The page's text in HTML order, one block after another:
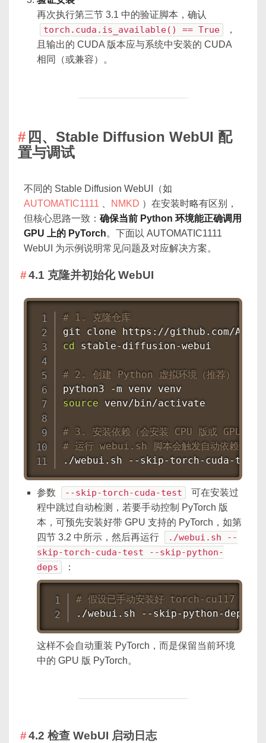
再次执行第三节 3.1 中的验证脚本，确认
torch.cuda.is_available() == True
，
且输出的 CUDA 版本应与系统中安装的 CUDA
相同（或兼容）。
四、Stable Diffusion WebUI 配
置与调试
不同的 Stable Diffusion WebUI（如
AUTOMATIC1111
NMKD ）在安装时略有区别，
但核心思路一致： 确保当前 Python 环境能正确调用
GPU 上的 PyTorch。下面以 AUTOMATIC1111
WebUI 为示例说明常见问题及对应解决方案。
4.1 克隆并初始化 WebUI
# 1. 克隆仓库
git
cd stable-diffusion-webui
# 2. 创建 Python 虚拟环境（推荐）
source venv/bin/activate
# 3. 安装依赖（会安装 CPU 版或 GPU 版
# 运行 webui.sh 脚本会触发自动依赖安装
./webui.sh --skip-torch-cuda-test
参数 --skip-torch-cuda-test
可在安装过
程中跳过自动检测，若要手动控制 PyTorch 版
本，可预先安装好带 GPU 支持的 PyTorch，如第
四节 3.2 中所示，然后再运行
./webui.sh --
skip-torch-cuda-test --skip-python-
deps
：
# 假设已手动安装好 torch-cu117
./webui.sh --skip-python-deps
这样不会自动重装 PyTorch，而是保留当前环境
中的 GPU 版 PyTorch。
4.2 检查 WebUI 启动日志